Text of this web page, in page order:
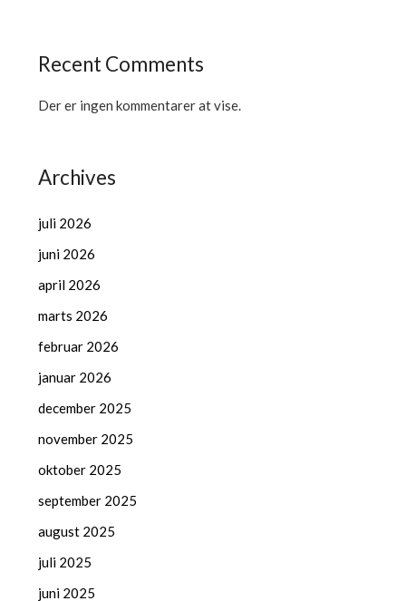
Recent Comments
Der er ingen kommentarer at vise.
Archives
juli 2026
juni 2026
april 2026
marts 2026
februar 2026
januar 2026
december 2025
november 2025
oktober 2025
september 2025
august 2025
juli 2025
juni 2025